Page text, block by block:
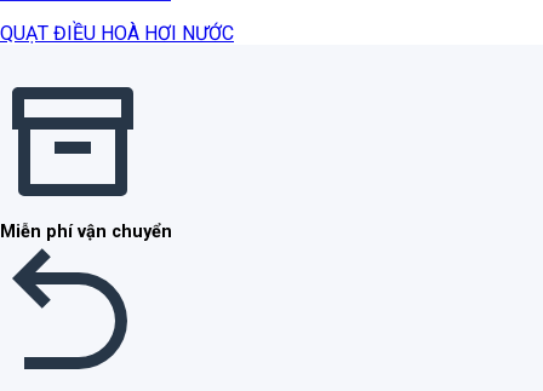
QUẠT ĐIỀU HOÀ HƠI NƯỚC
Miễn phí vận chuyển